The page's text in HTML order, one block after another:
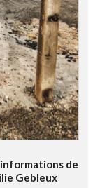
de
Gebleux